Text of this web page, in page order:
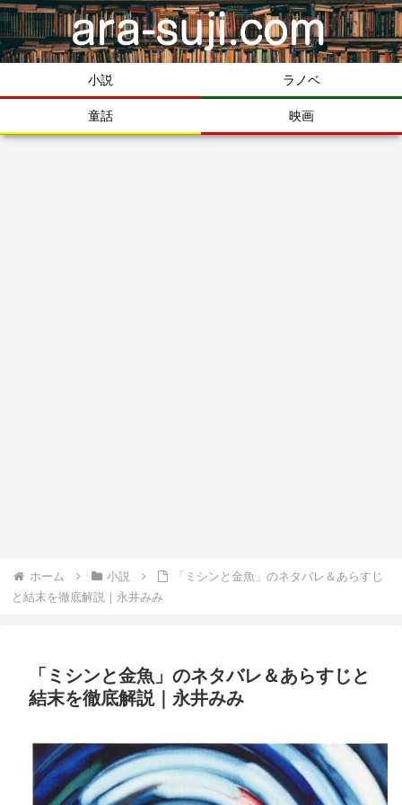
小説 ラノベ
童話 映画
ホーム 小説
「ミシンと金魚」のネタバレ＆あらすじ
と結末を徹底解説｜永井みみ
「ミシンと金魚」のネタバレ＆あらすじと
結末を徹底解説｜永井みみ